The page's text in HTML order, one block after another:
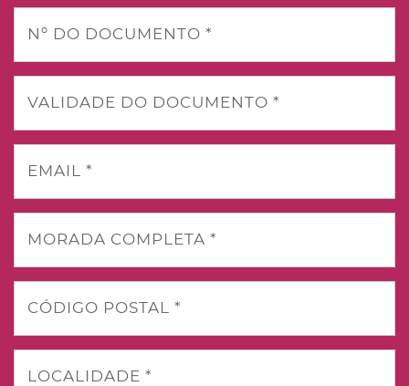
Nº DO DOCUMENTO *
VALIDADE DO DOCUMENTO *
EMAIL *
MORADA COMPLETA *
CÓDIGO POSTAL *
LOCALIDADE *